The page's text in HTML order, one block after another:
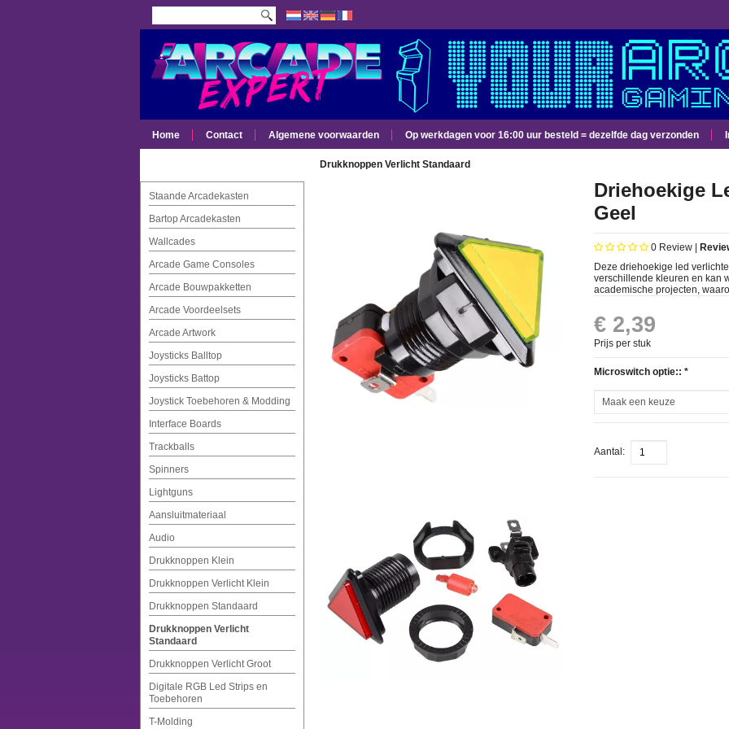
Home Contact Algemene voorwaarden Op werkdagen voor 16:00 uur besteld = dezelfde dag verzonden
Staande Arcadekasten
Bartop Arcadekasten
Wallcades
Arcade Game Consoles
Arcade Bouwpakketten
Arcade Voordeelsets
Arcade Artwork
Joysticks Balltop
Joysticks Battop
Joystick Toebehoren & Modding
Interface Boards
Trackballs
Spinners
Lightguns
Aansluitmateriaal
Audio
Drukknoppen Klein
Drukknoppen Verlicht Klein
Drukknoppen Standaard
Drukknoppen Verlicht
Standaard
Drukknoppen Verlicht Groot
Digitale RGB Led Strips en
Toebehoren
T-Molding
Drukknoppen Verlicht Standaard
Driehoekige
Geel
0 Review |
Deze driehoekige led
verschillende kleuren en kan
academische projecten,
€ 2,39
Prijs per stuk
Microswitch optie:: *
Aantal: